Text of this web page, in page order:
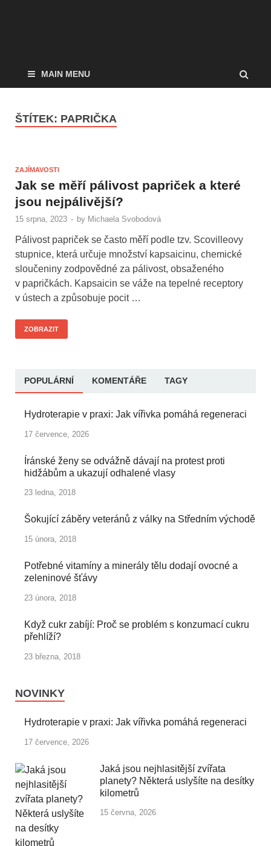
MAIN MENU
ŠTÍTEK: PAPRIČKA
ZAJÍMAVOSTI
Jak se měří pálivost papriček a které
jsou nejpálivější?
15 srpna, 2023 - by Michaela Svobodová
Pálivost papriček se často měří podle tzv. Scovilleovy
stupnice, která určuje množství kapsaicinu, chemické
sloučeniny zodpovědné za pálivost, obsaženého
v papričkách. Kapsaicin se váže na tepelné receptory
v ústech a způsobuje pocit …
ZOBRAZIT
POPULÁRNÍ KOMENTÁŘE TAGY
Hydroterapie v praxi: Jak vířivka pomáhá regeneraci
17 července, 2026
Íránské ženy se odvážně dávají na protest proti
hidžábům a ukazují odhalené vlasy
23 ledna, 2018
Šokující záběry veteránů z války na Středním východě
15 února, 2018
Potřebné vitamíny a minerály tělu dodají ovocné a
zeleninové šťávy
23 února, 2018
Když cukr zabíjí: Proč se problém s konzumací cukru
přehlíží?
23 března, 2018
NOVINKY
Hydroterapie v praxi: Jak vířivka pomáhá regeneraci
17 července, 2026
Jaká jsou nejhlasitější zvířata
planety? Některá uslyšíte na desítky
kilometrů
15 června, 2026